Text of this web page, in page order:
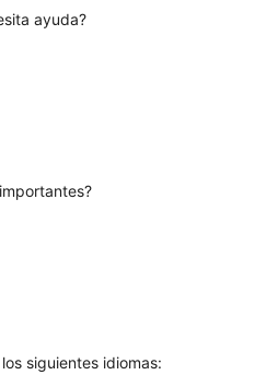
ayuda?
siguientes idiomas: